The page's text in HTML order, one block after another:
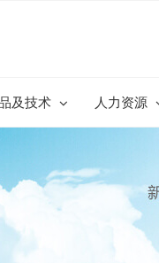
及技术 人力资源